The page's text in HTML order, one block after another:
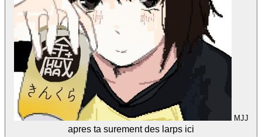
MJJ
apres ta surement des larps ici